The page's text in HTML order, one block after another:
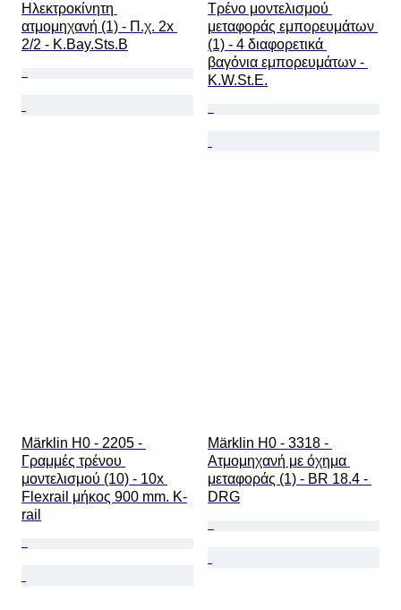
Ηλεκτροκίνητη
ατμομηχανή (1) - Π.χ. 2x
2/2 - K.Bay.Sts.B
Τρένο μοντελισμού
μεταφοράς εμπορευμάτων
(1) - 4 διαφορετικά
βαγόνια εμπορευμάτων -
K.W.St.E.
Märklin H0 - 2205 -
Γραμμές τρένου
μοντελισμού (10) - 10x
Flexrail μήκος 900 mm. K-
rail
Märklin H0 - 3318 -
Ατμομηχανή με όχημα
μεταφοράς (1) - BR 18.4 -
DRG